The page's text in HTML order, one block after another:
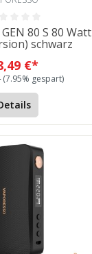
80 S 80 Watt
schwarz
€*
(7.95% gespart)